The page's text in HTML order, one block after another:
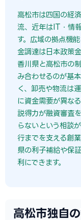
高松市は四国の経
流、近年はIT・情
す。広域の拠点機
金調達は日本政策
香川県と高松市の
み合わせるのが基
く、卸売や物流は
に資金需要が異な
説得力が融資審査
らないという相談
行までを支える創
県の利子補給や保
利にできます。
高松市独自